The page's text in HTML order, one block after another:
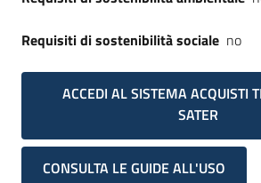
Requisiti di sostenibilità sociale no
ACCEDI AL SISTEMA ACQUISTI
SATER
CONSULTA LE GUIDE ALL'USO